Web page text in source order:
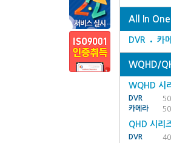
All In One
DVR 카
WQHD/
WQHD 시
DVR
카메라
QHD 시리
DVR